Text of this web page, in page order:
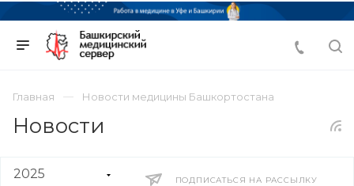
Главная Новости медицины Башкортостана
Новости
ПОДПИСАТЬСЯ НА РАССЫЛКУ